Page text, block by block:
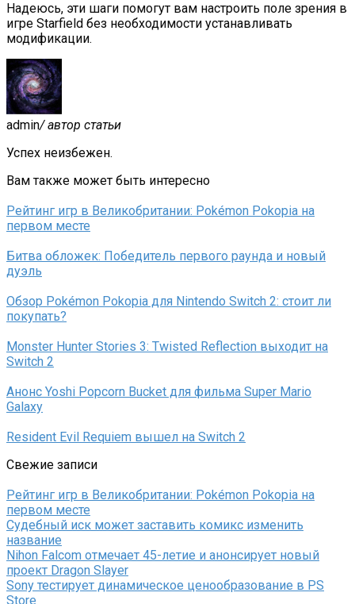
Надеюсь, эти шаги помогут вам настроить поле зрения в
игре Starfield без необходимости устанавливать
модификации.
admin/ автор статьи
Успех неизбежен.
Вам также может быть интересно
Рейтинг игр в Великобритании: Pokémon Pokopia на
первом месте
Битва обложек: Победитель первого раунда и новый
дуэль
Обзор Pokémon Pokopia для Nintendo Switch 2: стоит ли
покупать?
Monster Hunter Stories 3: Twisted Reflection выходит на
Switch 2
Анонс Yoshi Popcorn Bucket для фильма Super Mario
Galaxy
Resident Evil Requiem вышел на Switch 2
Свежие записи
Рейтинг игр в Великобритании: Pokémon Pokopia на
первом месте
Судебный иск может заставить комикс изменить
название
Nihon Falcom отмечает 45-летие и анонсирует новый
проект Dragon Slayer
Sony тестирует динамическое ценообразование в PS
Store